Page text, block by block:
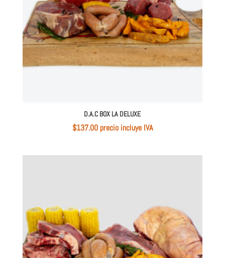
D.A.C BOX LA DELUXE
$137.00 precio incluye IVA